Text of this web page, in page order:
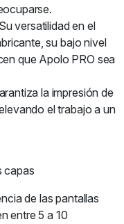
versatilidad en el
su bajo nivel
que Apolo PRO sea
la impresión de
el trabajo a un
capas
de las pantallas
entre 5 a 10